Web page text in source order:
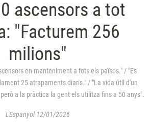
ascensors a tot
"Facturem 256
milions"
en manteniment a tots els països." / "Es
25 atrapaments diaris." / "La vida útil d'un
a la pràctica la gent els utilitza fins a 50 anys".
L'Espanyol 12/01/2026